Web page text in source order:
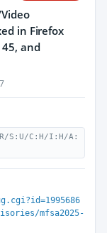
in Firefox
and
S:U/C:H/I:H/A:
mfsa2025-